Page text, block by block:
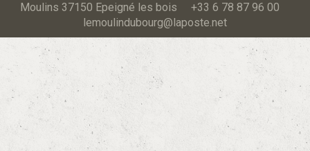
Moulins 37150 Epeigné les bois +33 6 78 87 96 00
lemoulindubourg@laposte.net